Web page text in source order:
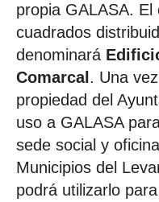
propia GALASA.
cuadrados
denominará
Comarcal . Una
propiedad del
uso a GALASA
sede social y
Municipios del
podrá utilizarlo